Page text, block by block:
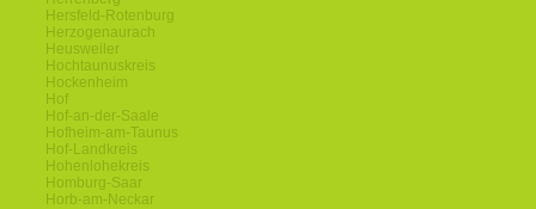
Hersfeld-Rotenburg
Herzogenaurach
Heusweiler
Hochtaunuskreis
Hockenheim
Hof
Hof-an-der-Saale
Hofheim-am-Taunus
Hof-Landkreis
Hohenlohekreis
Homburg-Saar
Horb-am-Neckar